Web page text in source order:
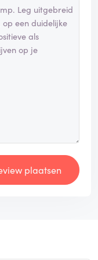
plaatsen